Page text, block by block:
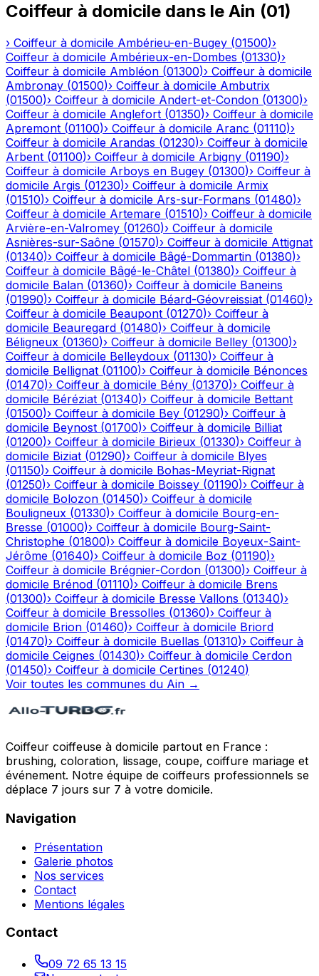
Coiffeur à domicile dans le Ain (01)
› Coiffeur à domicile Ambérieu-en-Bugey (01500)›
Coiffeur à domicile Ambérieux-en-Dombes (01330)›
Coiffeur à domicile Ambléon (01300)› Coiffeur à domicile
Ambronay (01500)› Coiffeur à domicile Ambutrix
(01500)› Coiffeur à domicile Andert-et-Condon (01300)›
Coiffeur à domicile Anglefort (01350)› Coiffeur à domicile
Apremont (01100)› Coiffeur à domicile Aranc (01110)›
Coiffeur à domicile Arandas (01230)› Coiffeur à domicile
Arbent (01100)› Coiffeur à domicile Arbigny (01190)›
Coiffeur à domicile Arboys en Bugey (01300)› Coiffeur à
domicile Argis (01230)› Coiffeur à domicile Armix
(01510)› Coiffeur à domicile Ars-sur-Formans (01480)›
Coiffeur à domicile Artemare (01510)› Coiffeur à domicile
Arvière-en-Valromey (01260)› Coiffeur à domicile
Asnières-sur-Saône (01570)› Coiffeur à domicile Attignat
(01340)› Coiffeur à domicile Bâgé-Dommartin (01380)›
Coiffeur à domicile Bâgé-le-Châtel (01380)› Coiffeur à
domicile Balan (01360)› Coiffeur à domicile Baneins
(01990)› Coiffeur à domicile Béard-Géovreissiat (01460)›
Coiffeur à domicile Beaupont (01270)› Coiffeur à
domicile Beauregard (01480)› Coiffeur à domicile
Béligneux (01360)› Coiffeur à domicile Belley (01300)›
Coiffeur à domicile Belleydoux (01130)› Coiffeur à
domicile Bellignat (01100)› Coiffeur à domicile Bénonces
(01470)› Coiffeur à domicile Bény (01370)› Coiffeur à
domicile Béréziat (01340)› Coiffeur à domicile Bettant
(01500)› Coiffeur à domicile Bey (01290)› Coiffeur à
domicile Beynost (01700)› Coiffeur à domicile Billiat
(01200)› Coiffeur à domicile Birieux (01330)› Coiffeur à
domicile Biziat (01290)› Coiffeur à domicile Blyes
(01150)› Coiffeur à domicile Bohas-Meyriat-Rignat
(01250)› Coiffeur à domicile Boissey (01190)› Coiffeur à
domicile Bolozon (01450)› Coiffeur à domicile
Bouligneux (01330)› Coiffeur à domicile Bourg-en-
Bresse (01000)› Coiffeur à domicile Bourg-Saint-
Christophe (01800)› Coiffeur à domicile Boyeux-Saint-
Jérôme (01640)› Coiffeur à domicile Boz (01190)›
Coiffeur à domicile Brégnier-Cordon (01300)› Coiffeur à
domicile Brénod (01110)› Coiffeur à domicile Brens
(01300)› Coiffeur à domicile Bresse Vallons (01340)›
Coiffeur à domicile Bressolles (01360)› Coiffeur à
domicile Brion (01460)› Coiffeur à domicile Briord
(01470)› Coiffeur à domicile Buellas (01310)› Coiffeur à
domicile Ceignes (01430)› Coiffeur à domicile Cerdon
(01450)› Coiffeur à domicile Certines (01240)
Voir toutes les communes du Ain →
Coiffeur coiffeuse à domicile partout en France :
brushing, coloration, lissage, coupe, coiffure mariage et
événement. Notre équipe de coiffeurs professionnels se
déplace 7 jours sur 7 à votre domicile.
Navigation
Présentation
Galerie photos
Nos services
Contact
Mentions légales
Contact
09 72 65 13 15